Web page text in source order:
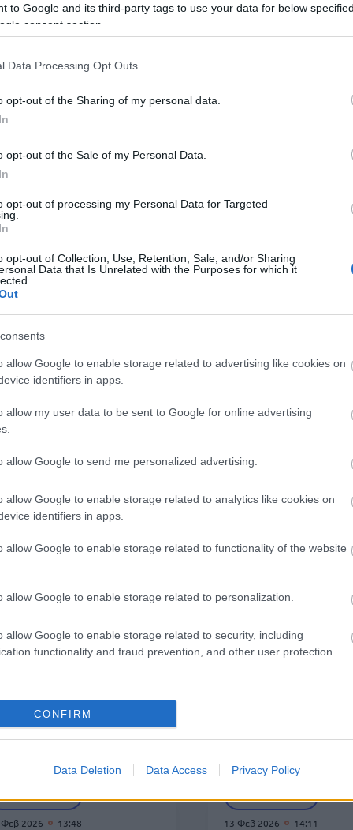
to Google and its third-party tags to use your data for below
consent section.
Data Processing Opt Outs
opt-out of the Sharing of my personal data.
opt-out of the Sale of my Personal Data.
opt-out of processing my Personal Data for Targeted
opt-out of Collection, Use, Retention, Sale, and/or Sharing
Data that Is Unrelated with the Purposes for which it
allow Google to enable storage related to advertising like cookies on
identifiers in apps.
allow my user data to be sent to Google for online advertising
allow Google to send me personalized advertising.
allow Google to enable storage related to analytics like cookies on
identifiers in apps.
allow Google to enable storage related to functionality of the website
allow Google to enable storage related to personalization.
allow Google to enable storage related to security, including
functionality and fraud prevention, and other user protection.
CONFIRM
Data Deletion Data Access Privacy Policy
Προκηρύξεις
ΕΣΔΙ:
- Τι αλλάζει
Προκηρύξεις
2026
όλης της Ελλάδα
Προκηρύξεις
η δεύτερη
- Η ύλη
Προκηρύξεις
Γραπτός ΕΣΔΙ
Δεύτερος γύρος
μόνιμων
Απρ 2026 16:52
για 159 μόνιμες
19
2026 13:48 13 Φεβ 2026 14:11